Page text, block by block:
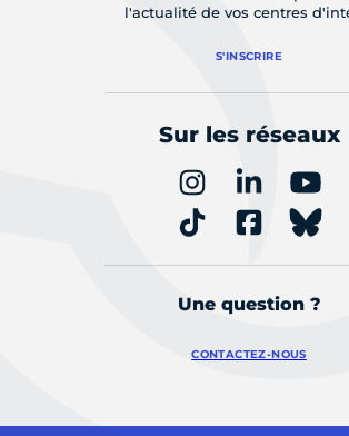
l'actualité de vos centres
S'INSCRIRE
Sur les réseaux
Une question ?
CONTACTEZ-NOUS